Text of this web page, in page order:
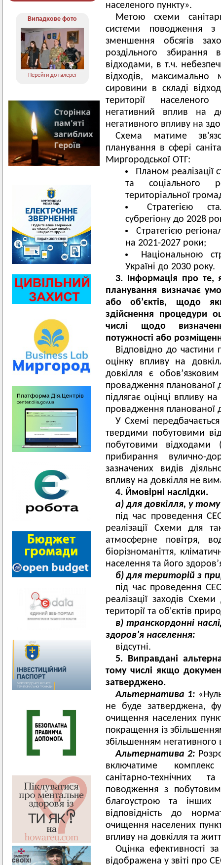
Випадкове фото
Перейти до галереї
населеного пункту».
Метою схеми
системи поводження з
зменшення обсягів
роздільного збирання
відходами, в т.ч.
відходів, максимально
сировини в складі
території
негативний вплив на
негативного впливу на
Схема матиме
планування в сфері
Миргородської ОТГ:
Планом реалізації
та соціального
територіальної
Стратегією
субрегіону до 2028
Стратегією
на 2021-2027 роки;
Національною
Україні до 2030 року.
3. Інформація про те,
планування визначає
або об’єктів, щодо
здійснення процедури
числі щодо
потужності або
Відповідно до частини
оцінку впливу на
довкілля є
провадження планованої
підлягає оцінці впливу
провадження планованої
У Схемі
твердими побутовими
побутовими
прибирання вулично-
зазначених видів
впливу на довкілля не
4. Ймовірні наслідки.
а) для довкілля, у тому
під час проведення
реалізації Схеми для
атмосферне повітря,
біорізноманіття,
населення та його
б) для територій з
під час проведення
реалізації заходів
території та об'єктів
в) транскордонні
здоров’я населення:
відсутні.
5. Виправдані
тому числі якщо
затверджено.
Альтернатива 1:
не буде затверджена,
очищення населених
покращення із
збільшенням негативного
Альтернатива 2:
включатиме комплекс
санітарно-технічних
поводження з
благоустрою та інших
відповідність до
очищення населених
впливу на довкілля та
Оцінка ефективності
відображена у звіті про